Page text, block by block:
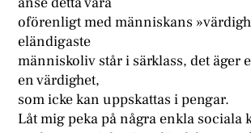
oförenligt med människans
eländigaste
människoliv står i särklass, det äger
en värdighet,
som icke kan uppskattas i pengar.
Låt mig peka på några enkla sociala